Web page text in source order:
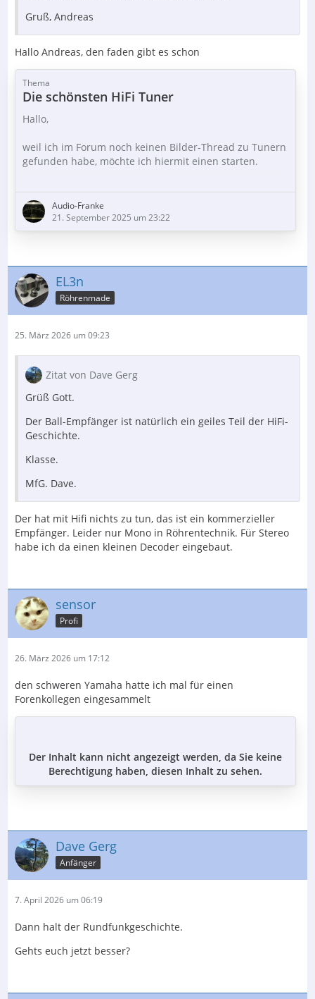
Gruß, Andreas
Hallo Andreas, den faden gibt es schon
Thema
Die schönsten HiFi Tuner
Hallo,
weil ich im Forum noch keinen Bilder-Thread zu Tunern
gefunden habe, möchte ich hiermit einen starten.
Ich würde mich freuen wenn der Thread so nach und
nach mit schönen, im Anbetracht des Besitzers, Bildern
von analogen Empfangsgeräten gefüllt wird.
Den schalte ich immer ein, auch wenn „nur“ ein
Plattenspieler läuft. Die Beleuchtung ist so schön…
keine Berechtigung haben,
…
Audio-Franke
21. September 2025 um 23:22
EL3n
Röhrenmade
25. März 2026 um 09:23
Zitat von Dave Gerg
Grüß Gott.
Der Ball-Empfänger ist natürlich ein geiles Teil der HiFi-
Geschichte.
Klasse.
MfG. Dave.
Der hat mit Hifi nichts zu tun, das ist ein kommerzieller
Empfänger. Leider nur Mono in Röhrentechnik. Für Stereo
habe ich da einen kleinen Decoder eingebaut.
sensor
Profi
26. März 2026 um 17:12
den schweren Yamaha hatte ich mal für einen
Forenkollegen eingesammelt
Der Inhalt kann nicht angezeigt werden, da Sie keine
Berechtigung haben, diesen Inhalt zu sehen.
Dave Gerg
Anfänger
7. April 2026 um 06:19
Dann halt der Rundfunkgeschichte.
Gehts euch jetzt besser?